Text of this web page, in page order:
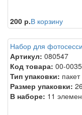
200 р.В корзину
Набор для
Артикул: 080547
Код товара: 00-
Тип упаковки:
Размер упаковки:
В наборе: 11